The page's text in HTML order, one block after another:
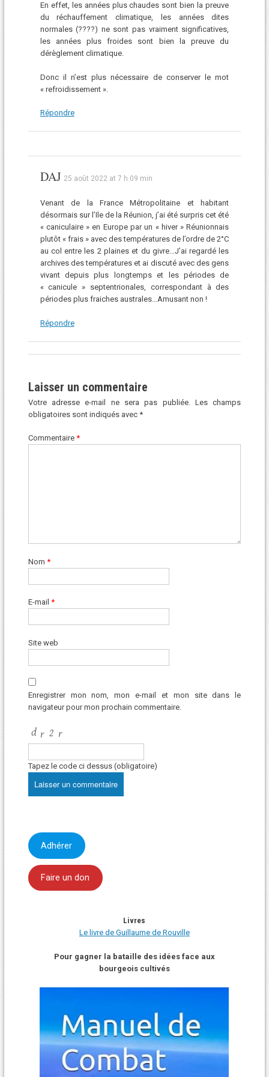
En effet, les années plus chaudes sont bien la preuve
du réchauffement climatique, les années dites
normales (????) ne sont pas vraiment significatives,
les années plus froides sont bien la preuve du
dérèglement climatique.
Donc il n’est plus nécessaire de conserver le mot
« refroidissement ».
Répondre
DAJ 25 août 2022 at 7 h 09 min
Venant de la France Métropolitaine et habitant
désormais sur l’Ile de la Réunion, j’ai été surpris cet été
« caniculaire » en Europe par un « hiver » Réunionnais
plutôt « frais » avec des températures de l’ordre de 2°C
au col entre les 2 plaines et du givre…J’ai regardé les
archives des températures et ai discuté avec des gens
vivant depuis plus longtemps et les périodes de
« canicule » septentrionales, correspondant à des
périodes plus fraiches australes…Amusant non !
Répondre
Laisser un commentaire
Votre adresse e-mail ne sera pas publiée.
Les champs
obligatoires sont indiqués avec *
Commentaire *
Nom *
E-mail *
Site web
Enregistrer mon nom, mon e-mail et mon site dans le
navigateur pour mon prochain commentaire.
Tapez le code ci dessus (obligatoire)
Adhérer
Faire un don
Livres
Le livre de Guillaume de Rouville
Pour gagner la bataille des idées face aux
bourgeois cultivés